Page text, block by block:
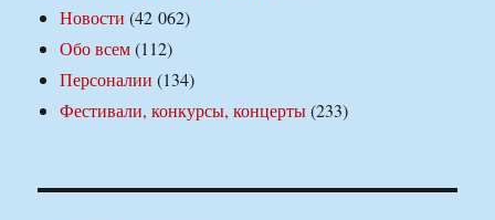
Новости (42 062)
Обо всем(112)
Персоналии (134)
Фестивали, конкурсы, концерты(233)